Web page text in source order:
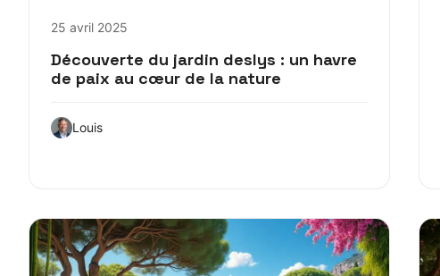
25 avril 2025
Découverte du jardin deslys : un havre
de paix au cœur de la nature
Louis